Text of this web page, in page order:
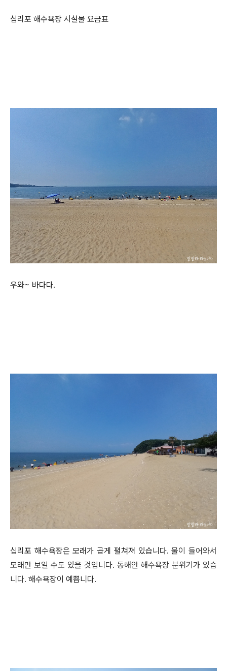
십리포 해수욕장 시설물 요금표
우와~ 바다다.
십리포 해수욕장은 모래가 곱게 펼쳐져 있습니다.물이 들어와서
모래만 보일 수도 있을 것입니다. 동해안 해수욕장 분위기가 있습
니다. 해수욕장이 예쁩니다.